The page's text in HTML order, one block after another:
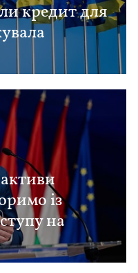
кредит для
із
на